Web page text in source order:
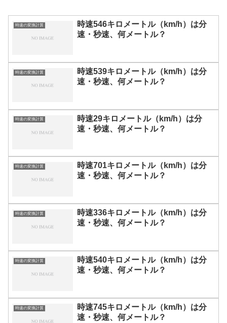
時速の変換計算
時速546キロメートル（km/h）は分
速・秒速、何メートル？
時速の変換計算
時速539キロメートル（km/h）は分
速・秒速、何メートル？
時速の変換計算
時速29キロメートル（km/h）は分
速・秒速、何メートル？
時速の変換計算
時速701キロメートル（km/h）は分
速・秒速、何メートル？
時速の変換計算
時速336キロメートル（km/h）は分
速・秒速、何メートル？
時速の変換計算
時速540キロメートル（km/h）は分
速・秒速、何メートル？
時速の変換計算
時速745キロメートル（km/h）は分
速・秒速、何メートル？